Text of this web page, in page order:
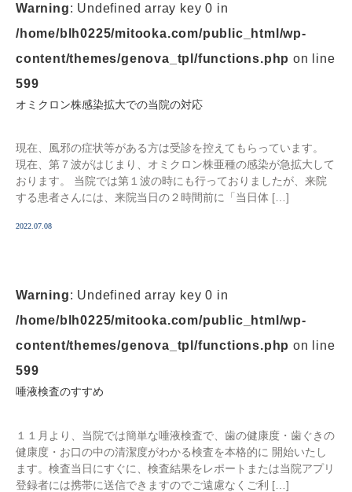
Warning: Undefined array key 0 in
/home/blh0225/mitooka.com/public_html/wp-
content/themes/genova_tpl/functions.php on line
599
オミクロン株感染拡大での当院の対応
現在、風邪の症状等がある方は受診を控えてもらっています。
現在、第７波がはじまり、オミクロン株亜種の感染が急拡大して
おります。 当院では第１波の時にも行っておりましたが、来院
する患者さんには、来院当日の２時間前に「当日体 […]
2022.07.08
Warning: Undefined array key 0 in
/home/blh0225/mitooka.com/public_html/wp-
content/themes/genova_tpl/functions.php on line
599
唾液検査のすすめ
１１月より、当院では簡単な唾液検査で、歯の健康度・歯ぐきの
健康度・お口の中の清潔度がわかる検査を本格的に 開始いたし
ます。検査当日にすぐに、検査結果をレポートまたは当院アプリ
登録者には携帯に送信できますのでご遠慮なくご利 […]